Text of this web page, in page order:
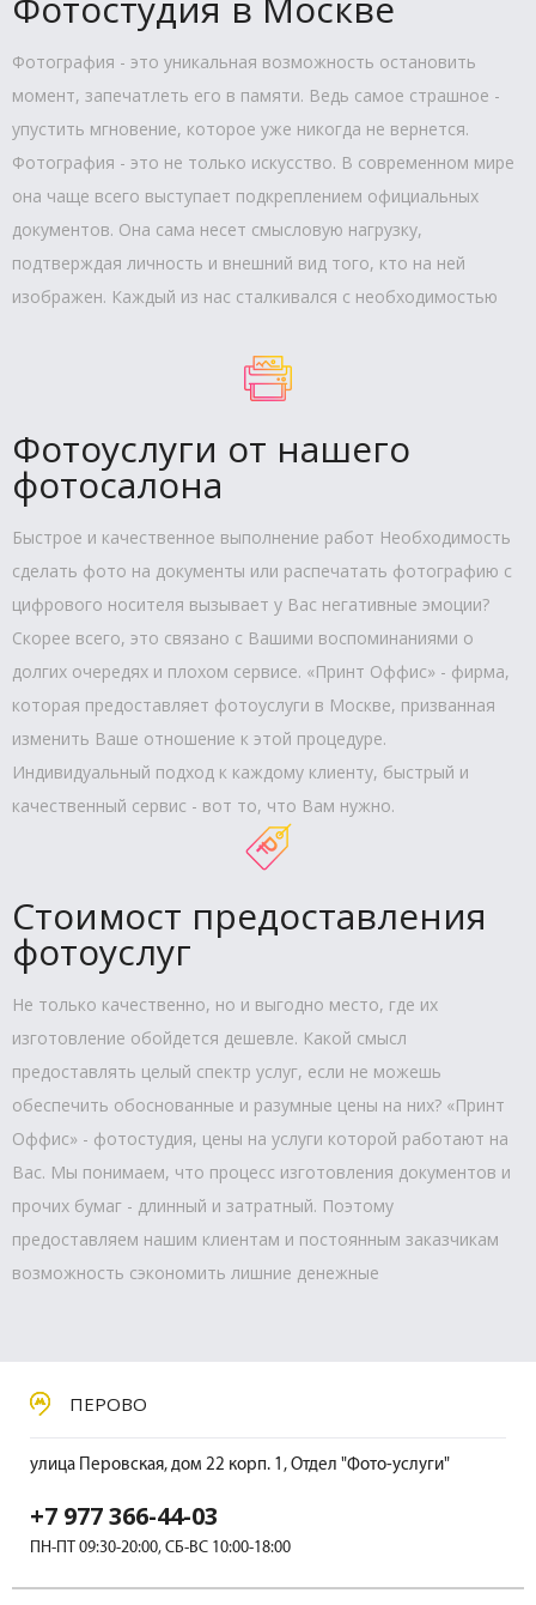
Фотография - это уникальная возможность остановить
момент, запечатлеть его в памяти. Ведь самое страшное -
упустить мгновение, которое уже никогда не вернется.
Фотография - это не только искусство. В современном мире
она чаще всего выступает подкреплением официальных
документов. Она сама несет смысловую нагрузку,
подтверждая личность и внешний вид того, кто на ней
изображен. Каждый из нас сталкивался с необходимостью
Фотоуслуги от нашего
фотосалона
Быстрое и качественное выполнение работ Необходимость
сделать фото на документы или распечатать фотографию с
цифрового носителя вызывает у Вас негативные эмоции?
Скорее всего, это связано с Вашими воспоминаниями о
долгих очередях и плохом сервисе. «Принт Оффис» - фирма,
которая предоставляет фотоуслуги в Москве, призванная
изменить Ваше отношение к этой процедуре.
Индивидуальный подход к каждому клиенту, быстрый и
качественный сервис - вот то, что Вам нужно.
Стоимост предоставления
фотоуслуг
Не только качественно, но и выгодно место, где их
изготовление обойдется дешевле. Какой смысл
предоставлять целый спектр услуг, если не можешь
обеспечить обоснованные и разумные цены на них? «Принт
Оффис» - фотостудия, цены на услуги которой работают на
Вас. Мы понимаем, что процесс изготовления документов и
прочих бумаг - длинный и затратный. Поэтому
предоставляем нашим клиентам и постоянным заказчикам
возможность сэкономить лишние денежные
ПЕРОВО
улица Перовская, дом 22 корп. 1, Отдел "Фото-услуги"
+7 977 366-44-03
ПН-ПТ 09:30-20:00, СБ-ВС 10:00-18:00